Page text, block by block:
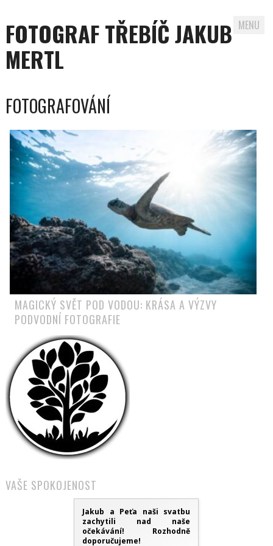
FOTOGRAF TŘEBÍČ JAKUB
MERTL
MENU
FOTOGRAFOVÁNÍ
MAGICKÝ SVĚT POD VODOU: KRÁSA A VÝZVY
PODVODNÍ FOTOGRAFIE
VAŠE SPOKOJENOST
Jakub a Peťa naši svatbu
zachytili nad naše
očekávání! Rozhodně
doporučujeme!